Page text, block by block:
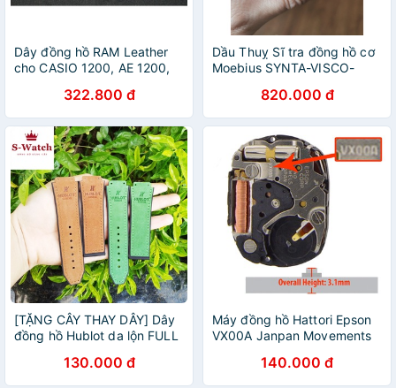
Dây đồng hồ RAM Leather
cho CASIO 1200, AE 1200,
Size 18 da bò Vegtan trống
đồng nâu đỏ
322.800 đ
Dầu Thuỵ Sĩ tra đồng hồ cơ
Moebius SYNTA-VISCO-
820.000 đ
[TẶNG CÂY THAY DÂY] Dây
đồng hồ Hublot da lộn FULL
130.000 đ
Máy đồng hồ Hattori Epson
VX00A Janpan Movements
140.000 đ